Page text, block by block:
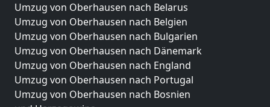
Umzug von Oberhausen nach Belarus
Umzug von Oberhausen nach Belgien
Umzug von Oberhausen nach Bulgarien
Umzug von Oberhausen nach Dänemark
Umzug von Oberhausen nach England
Umzug von Oberhausen nach Portugal
Umzug von Oberhausen nach Bosnien